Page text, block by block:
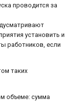
проводится за
установить и
работников, если
таких
объеме: сумма